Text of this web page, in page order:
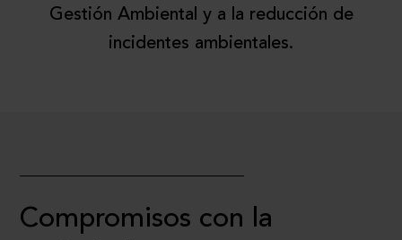
Gestión Ambiental y a la reducción de
incidentes ambientales.
Compromisos con la